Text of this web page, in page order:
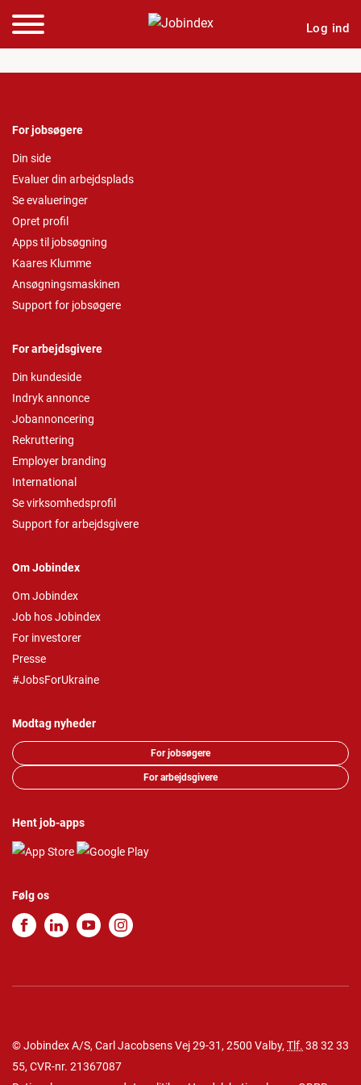
Log ind
For jobsøgere
Din side
Evaluer din arbejdsplads
Se evalueringer
Opret profil
Apps til jobsøgning
Kaares Klumme
Ansøgningsmaskinen
Support for jobsøgere
For arbejdsgivere
Din kundeside
Indryk annonce
Jobannoncering
Rekruttering
Employer branding
International
Se virksomhedsprofil
Support for arbejdsgivere
Om Jobindex
Om Jobindex
Job hos Jobindex
For investorer
Presse
#JobsForUkraine
Modtag nyheder
For jobsøgere
For arbejdsgivere
Hent job-apps
Følg os
© Jobindex A/S, Carl Jacobsens Vej 29-31, 2500 Valby, Tlf. 38 32 33
55, CVR-nr. 21367087